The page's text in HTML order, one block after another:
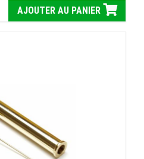
AJOUTER AU PANIER